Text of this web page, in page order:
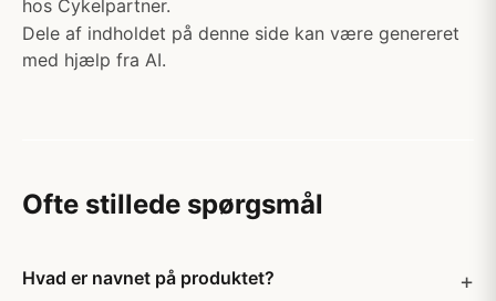
hos Cykelpartner.
Dele af indholdet på denne side kan være genereret
med hjælp fra AI.
Ofte stillede spørgsmål
Hvad er navnet på produktet?